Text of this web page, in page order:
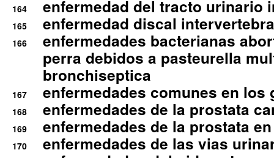
164 enfermedad del tracto urinario
165 enfermedad discal
166
enfermedades bacterianas
perra debidos a pasteurella
bronchiseptica
167 enfermedades comunes en los
168 enfermedades de la prostata
169 enfermedades de la prostata
170 enfermedades de las vias